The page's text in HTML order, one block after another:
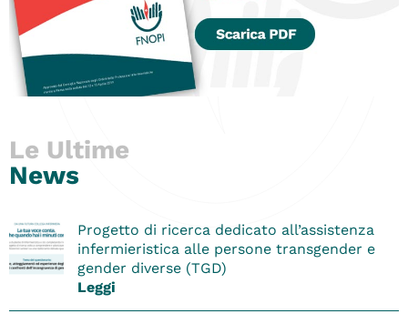
Le Ultime
News
Progetto di ricerca dedicato all’assistenza
infermieristica alle persone transgender e
gender diverse (TGD)
Leggi